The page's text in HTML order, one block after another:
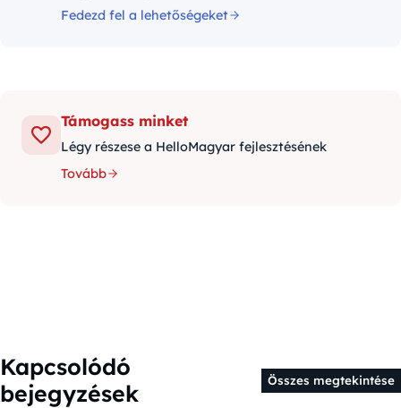
Fedezd fel a lehetőségeket
Támogass minket
Légy részese a HelloMagyar fejlesztésének
Tovább
Kapcsolódó
bejegyzések
Összes megtekintése